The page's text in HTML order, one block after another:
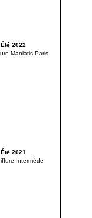
Été 2022
Été 2021